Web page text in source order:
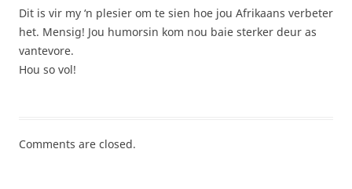
Dit is vir my ‘n plesier om te sien hoe jou Afrikaans verbeter
het. Mensig! Jou humorsin kom nou baie sterker deur as
vantevore.
Hou so vol!
Comments are closed.